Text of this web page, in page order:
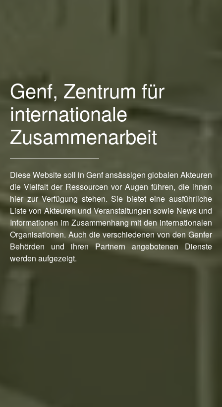
Genf, Zentrum für
internationale
Zusammenarbeit
Diese Website soll in Genf ansässigen globalen Akteuren
die Vielfalt der Ressourcen vor Augen führen, die ihnen
hier zur Verfügung stehen. Sie bietet eine ausführliche
Liste von Akteuren und Veranstaltungen sowie News und
Informationen im Zusammenhang mit den internationalen
Organisationen. Auch die verschiedenen von den Genfer
Behörden und ihren Partnern angebotenen Dienste
werden aufgezeigt.